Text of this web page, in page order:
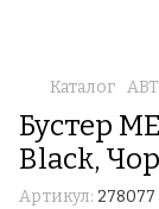
Каталог
Бустер
Black,
Артикул: 278077